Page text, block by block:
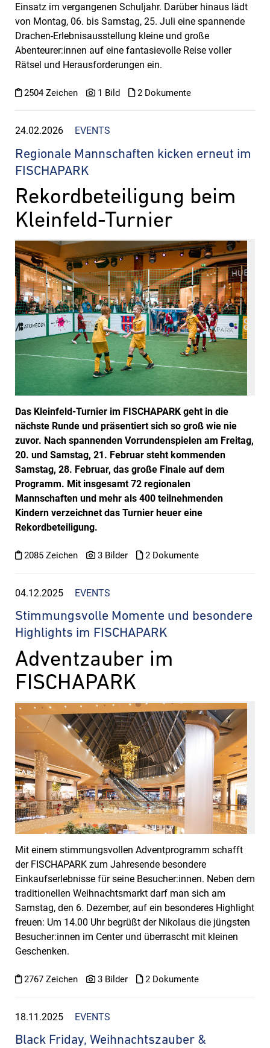
Einsatz im vergangenen Schuljahr. Darüber hinaus lädt
von Montag, 06. bis Samstag, 25. Juli eine spannende
Drachen-Erlebnisausstellung kleine und große
Abenteurer:innen auf eine fantasievolle Reise voller
Rätsel und Herausforderungen ein.
2504 Zeichen 1 Bild 2 Dokumente
24.02.2026 EVENTS
Regionale Mannschaften kicken erneut im
FISCHAPARK
Rekordbeteiligung beim
Kleinfeld-Turnier
Das Kleinfeld-Turnier im FISCHAPARK geht in die
nächste Runde und präsentiert sich so groß wie nie
zuvor. Nach spannenden Vorrundenspielen am Freitag,
20. und Samstag, 21. Februar steht kommenden
Samstag, 28. Februar, das große Finale auf dem
Programm. Mit insgesamt 72 regionalen
Mannschaften und mehr als 400 teilnehmenden
Kindern verzeichnet das Turnier heuer eine
Rekordbeteiligung.
2085 Zeichen 3 Bilder 2 Dokumente
04.12.2025 EVENTS
Stimmungsvolle Momente und besondere
Highlights im FISCHAPARK
Adventzauber im
FISCHAPARK
Mit einem stimmungsvollen Adventprogramm schafft
der FISCHAPARK zum Jahresende besondere
Einkaufserlebnisse für seine Besucher:innen. Neben dem
traditionellen Weihnachtsmarkt darf man sich am
Samstag, den 6. Dezember, auf ein besonderes Highlight
freuen: Um 14.00 Uhr begrüßt der Nikolaus die jüngsten
Besucher:innen im Center und überrascht mit kleinen
Geschenken.
2767 Zeichen 3 Bilder 2 Dokumente
18.11.2025 EVENTS
Black Friday, Weihnachtszauber &